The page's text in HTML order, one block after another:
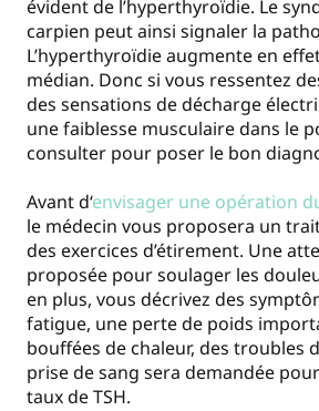
évident de l’hyperthyroïdie. Le
carpien peut ainsi signaler la
L’hyperthyroïdie augmente en
médian. Donc si vous ressentez
des sensations de décharge
une faiblesse musculaire dans le
consulter pour poser le bon
Avant d‘envisager une opération
le médecin vous proposera un
des exercices d’étirement. Une
proposée pour soulager les
en plus, vous décrivez des
fatigue, une perte de poids
bouffées de chaleur, des troubles
prise de sang sera demandée
taux de TSH.